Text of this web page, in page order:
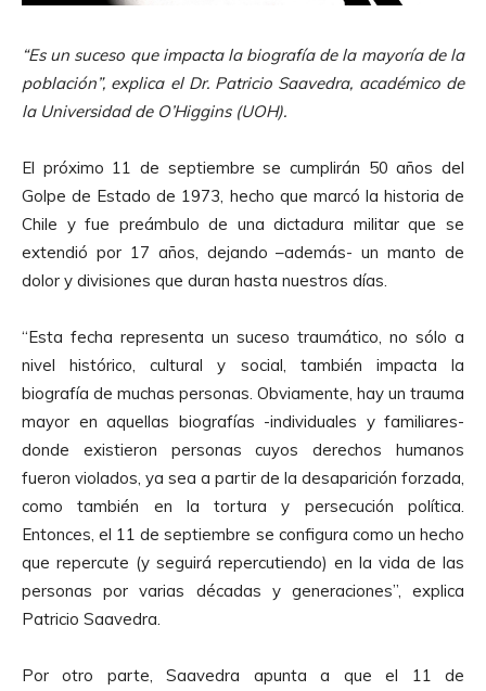
“Es un suceso que impacta la biografía de la mayoría de la
población”, explica el Dr. Patricio Saavedra, académico de
la Universidad de O’Higgins (UOH).
El próximo 11 de septiembre se cumplirán 50 años del
Golpe de Estado de 1973, hecho que marcó la historia de
Chile y fue preámbulo de una dictadura militar que se
extendió por 17 años, dejando –además- un manto de
dolor y divisiones que duran hasta nuestros días.
“Esta fecha representa un suceso traumático, no sólo a
nivel histórico, cultural y social, también impacta la
biografía de muchas personas. Obviamente, hay un trauma
mayor en aquellas biografías -individuales y familiares-
donde existieron personas cuyos derechos humanos
fueron violados, ya sea a partir de la desaparición forzada,
como también en la tortura y persecución política.
Entonces, el 11 de septiembre se configura como un hecho
que repercute (y seguirá repercutiendo) en la vida de las
personas por varias décadas y generaciones”, explica
Patricio Saavedra.
Por otro parte, Saavedra apunta a que el 11 de